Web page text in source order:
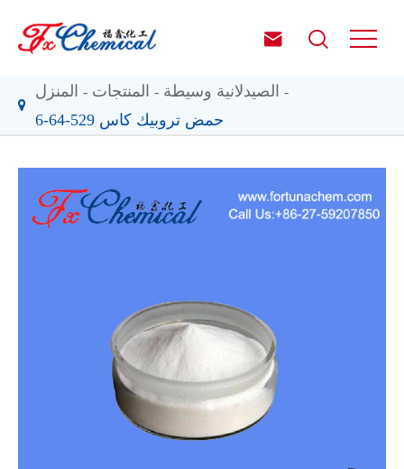
 
المنزل المنتجات
الصيدلانية وسيطة
حمض تروبيك كاس 529-64-6